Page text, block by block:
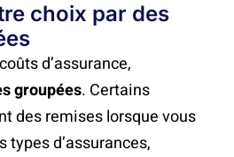
choix par des
d’assurance,
groupées. Certains
des remises lorsque vous
types d’assurances,